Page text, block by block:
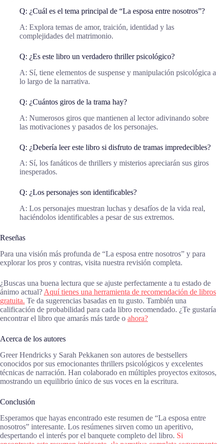
Q: ¿Cuál es el tema principal de “La esposa entre nosotros”?
A: Explora temas de amor, traición, identidad y las
complejidades del matrimonio.
Q: ¿Es este libro un verdadero thriller psicológico?
A: Sí, tiene elementos de suspense y manipulación psicológica a
lo largo de la narrativa.
Q: ¿Cuántos giros de la trama hay?
A: Numerosos giros que mantienen al lector adivinando sobre
las motivaciones y pasados de los personajes.
Q: ¿Debería leer este libro si disfruto de tramas impredecibles?
A: Sí, los fanáticos de thrillers y misterios apreciarán sus giros
inesperados.
Q: ¿Los personajes son identificables?
A: Los personajes muestran luchas y desafíos de la vida real,
haciéndolos identificables a pesar de sus extremos.
Reseñas
Para una visión más profunda de “La esposa entre nosotros” y para
explorar los pros y contras, visita nuestra revisión completa.
¿Buscas una buena lectura que se ajuste perfectamente a tu estado de
ánimo actual? Aquí tienes una herramienta de recomendación de libros
gratuita. Te da sugerencias basadas en tu gusto. También una
calificación de probabilidad para cada libro recomendado. ¿Te gustaría
encontrar el libro que amarás más tarde o ahora?
Acerca de los autores
Greer Hendricks y Sarah Pekkanen son autores de bestsellers
conocidos por sus emocionantes thrillers psicológicos y excelentes
técnicas de narración. Han colaborado en múltiples proyectos exitosos,
mostrando un equilibrio único de sus voces en la escritura.
Conclusión
Esperamos que hayas encontrado este resumen de “La esposa entre
nosotros” interesante. Los resúmenes sirven como un aperitivo,
despertando el interés por el banquete completo del libro. Si